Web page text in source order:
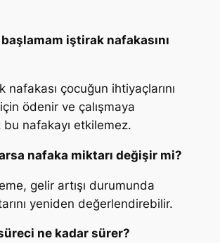
iştirak nafakasını
nafakası çocuğun ihtiyaçlarını
ödenir ve çalışmaya
bu nafakayı etkilemez.
nafaka miktarı değişir mi?
gelir artışı durumunda
yeniden değerlendirebilir.
ne kadar sürer?